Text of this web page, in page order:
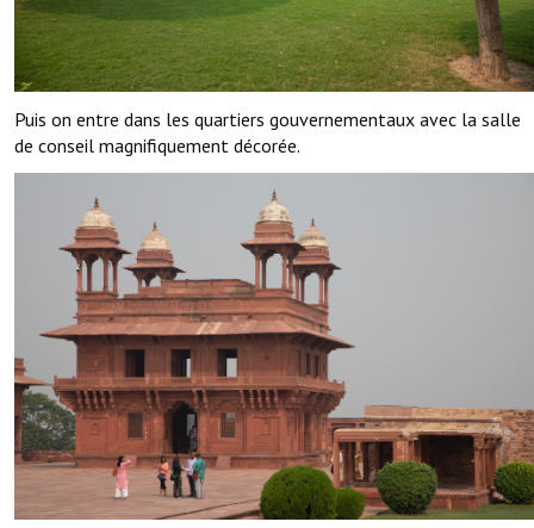
Puis on entre dans les quartiers gouvernementaux avec la salle
de conseil magnifiquement décorée.